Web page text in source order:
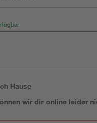
Hause
wir dir online leider